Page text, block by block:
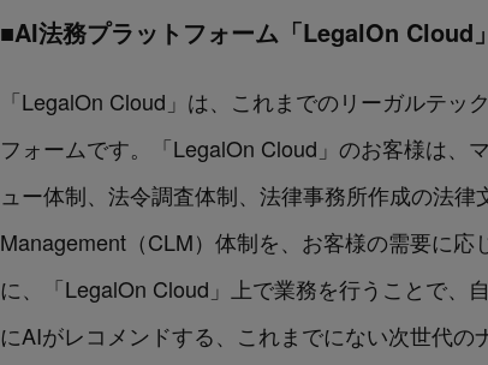
■AI法務プラットフォーム「LegalOn Cloud
「LegalOn Cloud」は、これまでのリーガルテ
フォームです。「LegalOn Cloud」のお客様は、
ュー体制、法令調査体制、法律事務所作成の法
Management（CLM）体制を、お客様の需要に
に、「LegalOn Cloud」上で業務を行うことで、
にAIがレコメンドする、これまでにない次世代